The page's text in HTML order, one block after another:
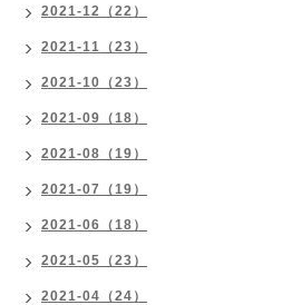
2021-12（22）
2021-11（23）
2021-10（23）
2021-09（18）
2021-08（19）
2021-07（19）
2021-06（18）
2021-05（23）
2021-04（24）